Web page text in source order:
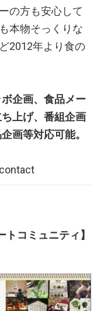
の方も安心して
本物そっくりな
2012年より食の
企画、食品メー
上げ、番組企画
画等対応可能。
コミュニティ】